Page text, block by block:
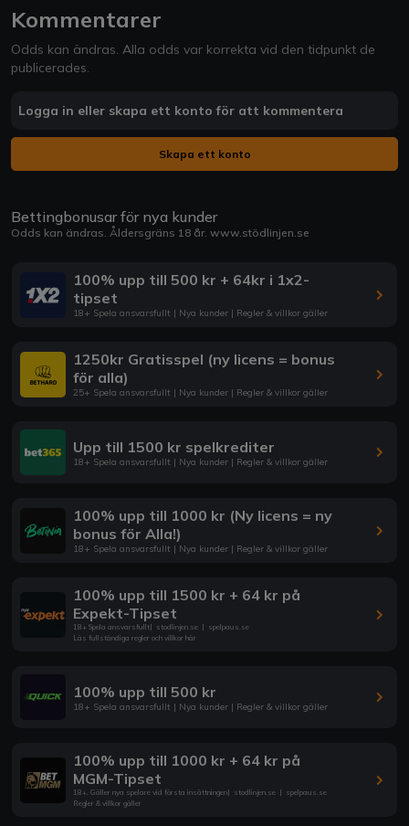
Kommentarer
Odds kan ändras. Alla odds var korrekta vid den tidpunkt de
publicerades.
Logga in eller skapa ett konto för att kommentera
Skapa ett konto
Bettingbonusar för nya kunder
Odds kan ändras. Åldersgräns 18 år. www.stödlinjen.se
100% upp till 500 kr + 64kr i 1x2-
tipset
18+ Spela ansvarsfullt | Nya kunder | Regler & villkor gäller
1250kr Gratisspel (ny licens = bonus
för alla)
25+ Spela ansvarsfullt | Nya kunder | Regler & villkor gäller
Upp till 1500 kr spelkrediter
18+ Spela ansvarsfullt | Nya kunder | Regler & villkor gäller
100% upp till 1000 kr (Ny licens = ny
bonus för Alla!)
18+ Spela ansvarsfullt | Nya kunder | Regler & villkor gäller
100% upp till 1500 kr + 64 kr på
Expekt-Tipset
18+ Spela ansvarsfullt| stodlinjen.se | spelpaus.se
Läs fullständiga regler och villkor här
100% upp till 500 kr
18+ Spela ansvarsfullt | Nya kunder | Regler & villkor gäller
100% upp till 1000 kr + 64 kr på
MGM-Tipset
18+. Gäller nya spelare vid första insättningen| stodlinjen.se | spelpaus.se
Regler & villkor gäller